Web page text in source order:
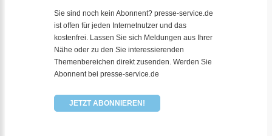
Sie sind noch kein Abonnent? presse-service.de
ist offen für jeden Internetnutzer und das
kostenfrei. Lassen Sie sich Meldungen aus Ihrer
Nähe oder zu den Sie interessierenden
Themenbereichen direkt zusenden. Werden Sie
Abonnent bei presse-service.de
JETZT ABONNIEREN!